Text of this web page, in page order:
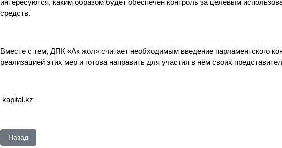
интересуются, каким образом будет обеспечен контроль за целевым
средств.
Вместе с тем, ДПК «Ак жол» считает необходимым введение парламентского
реализацией этих мер и готова направить для участия в нём своих
kapital.kz
Предыдущий: Акежан Кажегельдин: «После 23 лет независимости надо вновь
Назад